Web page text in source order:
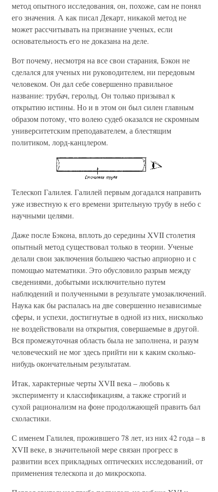
метод опытного исследования, он, похоже, сам не понял
его значения. А как писал Декарт, никакой метод не
может рассчитывать на признание ученых, если
основательность его не доказана на деле.
Вот почему, несмотря на все свои старания, Бэкон не
сделался для ученых ни руководителем, ни передовым
человеком. Он дал себе совершенно правильное
название: трубач, герольд. Он только призывал к
открытию истины. Но и в этом он был силен главным
образом потому, что волею судеб оказался не скромным
университетским преподавателем, а блестящим
политиком, лорд-канцлером.
Телескоп Галилея. Галилей первым догадался направить
уже известную к его времени зрительную трубу в небо с
научными целями.
Даже после Бэкона, вплоть до середины XVII столетия
опытный метод существовал только в теории. Ученые
делали свои заключения большею частью априорно и с
помощью математики. Это обусловило разрыв между
сведениями, добытыми исключительно путем
наблюдений и полученными в результате умозаключений.
Наука как бы распалась на две совершенно независимые
сферы, и успехи, достигнутые в одной из них, нисколько
не воздействовали на открытия, совершаемые в другой.
Вся промежуточная область была не заполнена, и разум
человеческий не мог здесь прийти ни к каким сколько-
нибудь окончательным результатам.
Итак, характерные черты XVII века – любовь к
эксперименту и классификациям, а также строгий и
сухой рационализм на фоне продолжающей править бал
схоластики.
С именем Галилея, прожившего 78 лет, из них 42 года – в
XVII веке, в значительной мере связан прогресс в
развитии всех прикладных оптических исследований, от
применения телескопа и до микроскопа.